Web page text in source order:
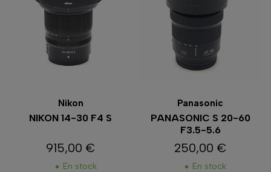
Nikon
NIKON 14-30 F4 S
Prix
915,00 €
En stock
Panasonic
PANASONIC S 20-60
F3.5-5.6
Prix
250,00 €
En stock